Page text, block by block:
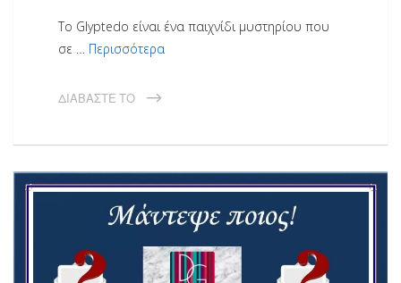
Το Glyptedo είναι ένα παιχνίδι μυστηρίου που
σε … Περισσότερα
ΔΙΑΒΆΣΤΕ ΤΟ